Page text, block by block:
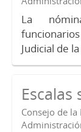
La
Judicial de
Escalas
Consejo de